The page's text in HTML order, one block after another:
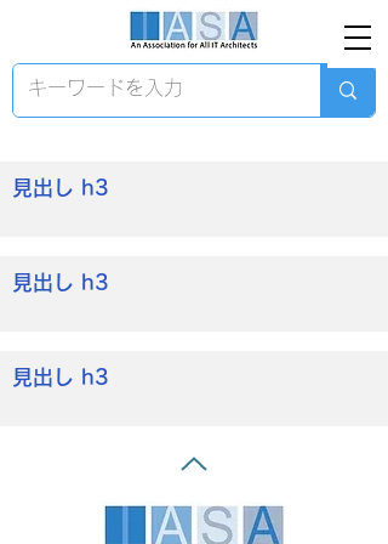
見出し h3
見出し h3
見出し h3